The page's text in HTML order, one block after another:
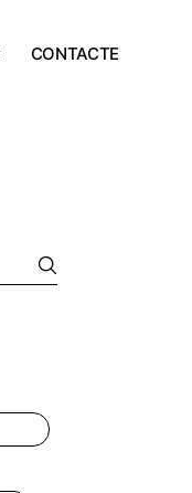
CONTACTE